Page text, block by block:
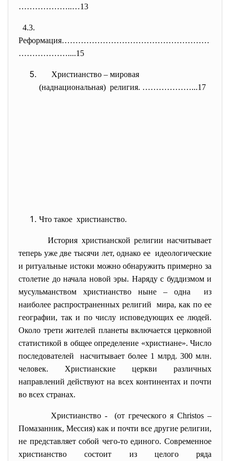
………………..…13
4.3.
Реформация………………………………………………
………………....15
Христианство – мировая
(наднациональная) религия. ………………...17
Что такое христианство.
История христианской религии насчитывает
теперь уже две тысячи лет, однако ее идеологические
и ритуальные истоки можно обнаружить примерно за
столетие до начала новой эры. Наряду с буддизмом и
мусульманством христианство ныне – одна из
наиболее распространенных религий мира, как по ее
географии, так и по числу исповедующих ее людей.
Около трети жителей планеты включается церковной
статистикой в общее определение «христиане». Число
последователей насчитывает более 1 млрд. 300 млн.
человек. Христианские церкви различных
направлений действуют на всех континентах и почти
во всех странах.
Христианство - (от греческого я Christos –
Помазанник, Мессия) как и почти все другие религии,
не представляет собой чего-то единого. Современное
христианство состоит из целого ряда